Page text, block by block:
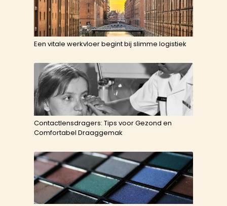
Een vitale werkvloer begint bij slimme logistiek
Contactlensdragers: Tips voor Gezond en
Comfortabel Draaggemak